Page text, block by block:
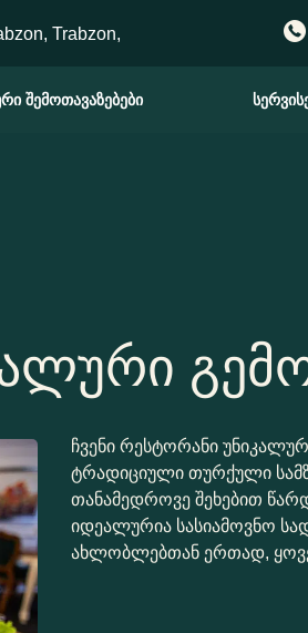
Trabzon,
შემოთავაზებები
ჩვენი რესტორანი
ტრადიციული თურქული
თანამედროვე შეხებით
იდეალურია სასიამოვნო
ახლობლებთან ერთად,